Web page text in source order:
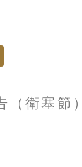
（衛塞節）